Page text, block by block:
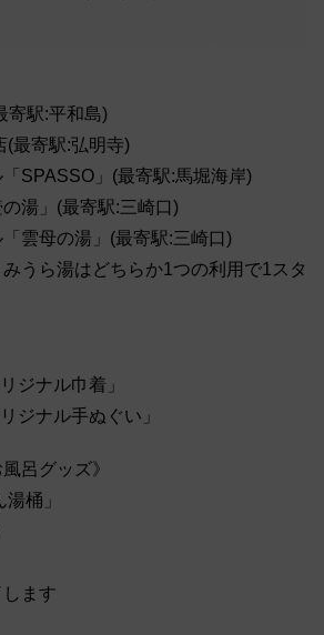
寄駅:平和島)
最寄駅:弘明寺)
SPASSO」(最寄駅:馬堀海岸)
湯」(最寄駅:三崎口)
雲母の湯」(最寄駅:三崎口)
うら湯はどちらか1つの利用で1スタ
ジナル巾着」
ジナル手ぬぐい」
呂グッズ》
桶」
ます